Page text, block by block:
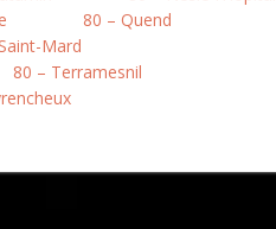
80 – Quend
Mard
80 – Terramesnil